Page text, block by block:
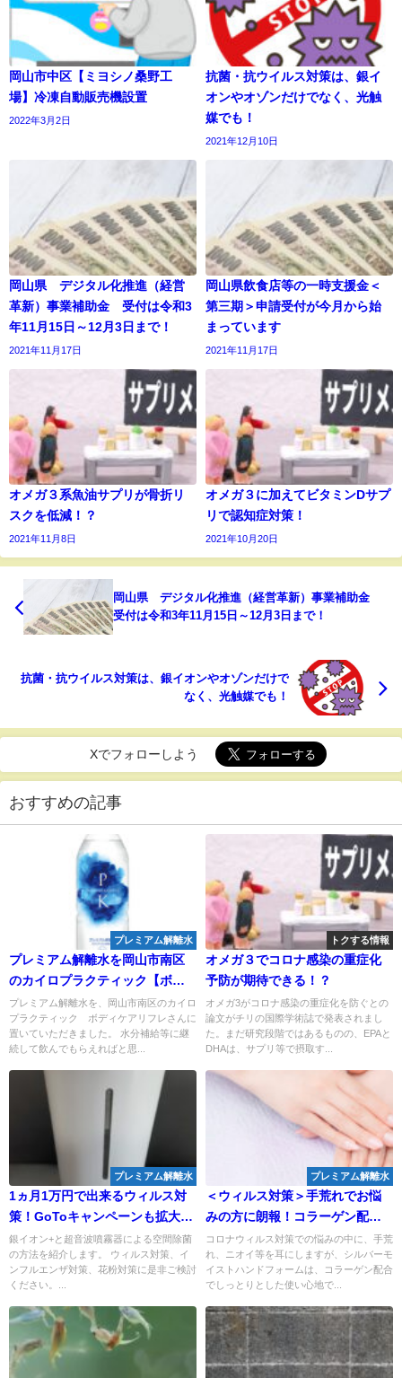
岡山市中区【ミヨシノ桑野工
場】冷凍自動販売機設置
2022年3月2日
抗菌・抗ウイルス対策は、銀イ
オンやオゾンだけでなく、光触
媒でも！
2021年12月10日
岡山県 デジタル化推進（経営
革新）事業補助金 受付は令和3
年11月15日～12月3日まで！
2021年11月17日
岡山県飲食店等の一時支援金＜
第三期＞申請受付が今月から始
まっています
2021年11月17日
オメガ３系魚油サプリが骨折リ
スクを低減！？
2021年11月8日
オメガ３に加えてビタミンDサプ
リで認知症対策！
2021年10月20日
岡山県 デジタル化推進（経営革新）事業補助金
受付は令和3年11月15日～12月3日まで！
抗菌・抗ウイルス対策は、銀イオンやオゾンだけで
なく、光触媒でも！
Xでフォローしよう
おすすめの記事
プレミアム解離水
プレミアム解離水を岡山市南区
のカイロプラクティック【ボデ
ィケアリフレ】さんに置いてい
ただきました
プレミアム解離水を、岡山市南区のカイロ
プラクティック ボディケアリフレさんに
置いていただきました。 水分補給等に継
続して飲んでもらえればと思...
トクする情報
オメガ３でコロナ感染の重症化
予防が期待できる！？
オメガ3がコロナ感染の重症化を防ぐとの
論文がチリの国際学術誌で発表されまし
た。まだ研究段階ではあるものの、EPAと
DHAは、サプリ等で摂取す...
プレミアム解離水
1ヵ月1万円で出来るウィルス対
策！GoToキャンペーンも拡大す
る中、コロナに加えてインフル
エンザ対策も！銀イオン+の空間
除菌！
銀イオン+と超音波噴霧器による空間除菌
の方法を紹介します。 ウィルス対策、イ
ンフルエンザ対策、花粉対策に是非ご検討
ください。...
プレミアム解離水
＜ウィルス対策＞手荒れでお悩
みの方に朗報！コラーゲン配合
で大人気のシルバーモイストハ
ンドフォーム 携帯用が入荷し
ました！
コロナウィルス対策での悩みの中に、手荒
れ、ニオイ等を耳にしますが、シルバーモ
イストハンドフォームは、コラーゲン配合
でしっとりとした使い心地で...